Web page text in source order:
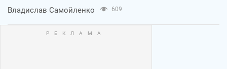
Владислав Самойленко 609